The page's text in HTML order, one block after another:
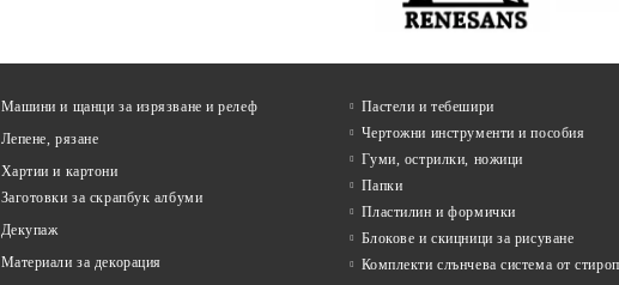
Машини и щанци за изрязване и релеф
Лепене, рязане
Хартии и картони
Заготовки за скрапбук албуми
Декупаж
Материали за декорация
Пастели и тебешири
Чертожни инструменти и пособия
Гуми, острилки, ножици
Папки
Пластилин и формички
Блокове и скицници за рисуване
Комплекти слънчева система от